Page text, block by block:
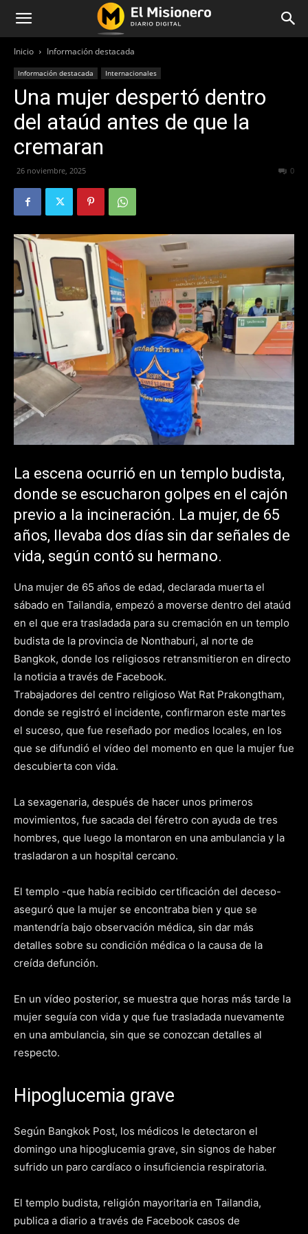
Inicio Información destacada
Información destacada Internacionales
Una mujer despertó dentro
del ataúd antes de que la
cremaran
26 noviembre, 2025 0
La escena ocurrió en un templo budista,
donde se escucharon golpes en el cajón
previo a la incineración. La mujer, de 65
años, llevaba dos días sin dar señales de
vida, según contó su hermano.
Una mujer de 65 años de edad, declarada muerta el
sábado en Tailandia, empezó a moverse dentro del ataúd
en el que era trasladada para su cremación en un templo
budista de la provincia de Nonthaburi, al norte de
Bangkok, donde los religiosos retransmitieron en directo
la noticia a través de Facebook.
Trabajadores del centro religioso Wat Rat Prakongtham,
donde se registró el incidente, confirmaron este martes
el suceso, que fue reseñado por medios locales, en los
que se difundió el vídeo del momento en que la mujer fue
descubierta con vida.
La sexagenaria, después de hacer unos primeros
movimientos, fue sacada del féretro con ayuda de tres
hombres, que luego la montaron en una ambulancia y la
trasladaron a un hospital cercano.
El templo -que había recibido certificación del deceso-
aseguró que la mujer se encontraba bien y que se
mantendría bajo observación médica, sin dar más
detalles sobre su condición médica o la causa de la
creída defunción.
En un vídeo posterior, se muestra que horas más tarde la
mujer seguía con vida y que fue trasladada nuevamente
en una ambulancia, sin que se conozcan detalles al
respecto.
Hipoglucemia grave
Según Bangkok Post, los médicos le detectaron el
domingo una hipoglucemia grave, sin signos de haber
sufrido un paro cardíaco o insuficiencia respiratoria.
El templo budista, religión mayoritaria en Tailandia,
publica a diario a través de Facebook casos de